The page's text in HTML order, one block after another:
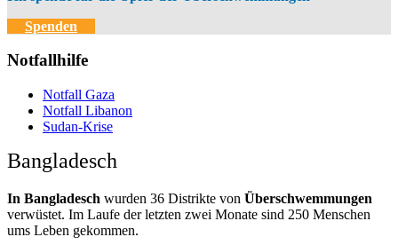
Spenden
Notfallhilfe
Notfall Gaza
Notfall Libanon
Sudan-Krise
Bangladesch
In Bangladesch wurden 36 Distrikte von Überschwemmungen
verwüstet. Im Laufe der letzten zwei Monate sind 250 Menschen
ums Leben gekommen.